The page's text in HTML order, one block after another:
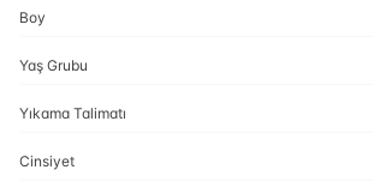
Boy
Yaş Grubu
Yıkama Talimatı
Cinsiyet